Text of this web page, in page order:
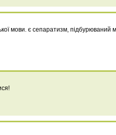
мови. є сепаратизм, підбурюваний